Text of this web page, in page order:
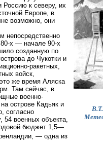
к северу, их
Европе, в
возможно, они
непосредственно
х — начале 90-х
созданную по
до Чукотки и
ракетных,
войск,
же время Аляска
Там сейчас, в
военно-
острове Кадьяк и
согласно
54 военных объекта,
бюджет 1,5—
— одна из